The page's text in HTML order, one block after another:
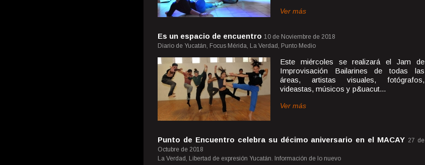
Ver más
Es un espacio de encuentro 10 de Noviembre de 2018
Diario de Yucatán, Focus Mérida, La Verdad, Punto Medio
Este miércoles se realizará el Jam de
Improvisación Bailarines de todas las
áreas, artistas visuales, fotógrafos,
videastas, músicos y p&uacut...
Ver más
Punto de Encuentro celebra su décimo aniversario en el MACAY 27 de
Octubre de 2018
La Verdad, Libertad de expresión Yucatán. Información de lo nuevo